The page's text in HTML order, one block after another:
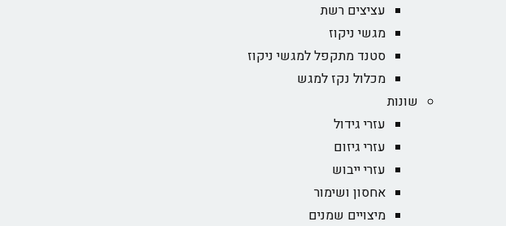
עציצים רשת
מגשי ניקוז
סטנד מתקפל למגשי ניקוז
מכלול נקז למגש
שונות
עזרי גידול
עזרי גיזום
עזרי ייבוש
אחסון ושימור
מיצויים שמנים